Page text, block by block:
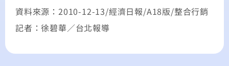
資料來源：2010-12-13/經濟日報/A18版/整合行銷
記者：徐碧華／台北報導